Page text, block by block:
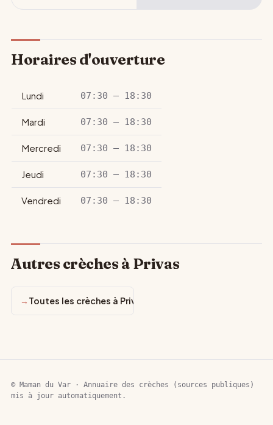
Horaires d'ouverture
Lundi 07:30 – 18:30
Mardi 07:30 – 18:30
Mercredi 07:30 – 18:30
Jeudi 07:30 – 18:30
Vendredi 07:30 – 18:30
Autres crèches à Privas
Toutes les crèches à Privas
© Maman du Var · Annuaire des crèches (sources publiques)
mis à jour automatiquement.